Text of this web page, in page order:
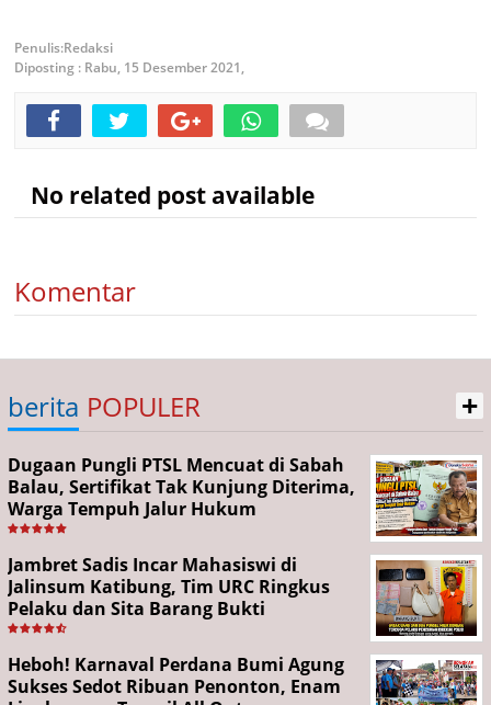
Redaksi
Diposting : Rabu, 15 Desember 2021,
No related post available
Komentar
berita POPULER +
Dugaan Pungli PTSL Mencuat di Sabah
Balau, Sertifikat Tak Kunjung Diterima,
Warga Tempuh Jalur Hukum
Jambret Sadis Incar Mahasiswi di
Jalinsum Katibung, Tim URC Ringkus
Pelaku dan Sita Barang Bukti
Heboh! Karnaval Perdana Bumi Agung
Sukses Sedot Ribuan Penonton, Enam